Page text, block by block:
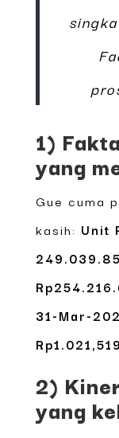
1)
yang
Gue cuma
kasih: Unit
31-Mar-
2)
yang